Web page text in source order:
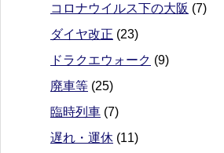
コロナウイルス下の大阪 (7)
ダイヤ改正 (23)
ドラクエウォーク (9)
廃車等 (25)
臨時列車 (7)
遅れ・運休 (11)